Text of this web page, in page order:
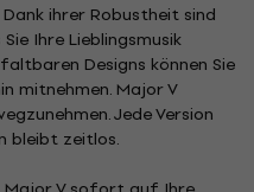
ihrer Robustheit sind
Ihre Lieblingsmusik
Designs können Sie
mitnehmen. Major V
Jede Version
bleibt zeitlos.